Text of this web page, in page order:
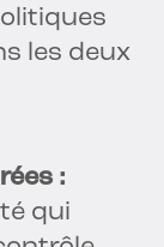
les deux
:
qui